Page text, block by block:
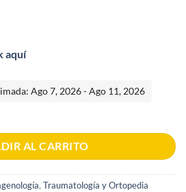
aquí
Ago 7, 2026 - Ago 11, 2026
2a Edición cantidad
AL CARRITO
, Traumatología y Ortopedia